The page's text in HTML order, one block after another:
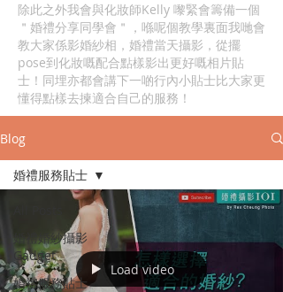
Blog
婚禮婚紗攝影
Gadget
婚禮服務貼士
婚禮服務貼士
Load video
除此之外我會與化妝師Kelly 嚟緊會籌備一個
＂婚禮分享同學會＂，喺呢個教學裏面我哋會
教大家係影婚紗相，婚禮當天攝影，從擺
pose到化妝嘅配合點樣影出更好嘅相片貼
士！同埋亦都會講下一啲行內小貼士比大家更
懂得點樣去揀適合自己的服務！